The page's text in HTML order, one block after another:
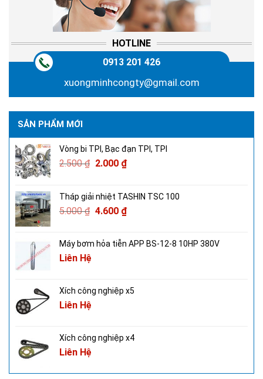
HOTLINE
0913 201 426
xuongminhcongty@gmail.com
SẢN PHẨM MỚI
Vòng bi TPI, Bạc đạn TPI, TPI
2.500₫ 2.000 ₫
Tháp giải nhiệt TASHIN TSC 100
5.000₫ 4.600 ₫
Máy bơm hỏa tiễn APP BS-12-8 10HP 380V
Liên Hệ
Xích công nghiệp x5
Liên Hệ
Xích công nghiệp x4
Liên Hệ